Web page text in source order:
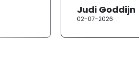
Judi Goddijn
02-07-2026